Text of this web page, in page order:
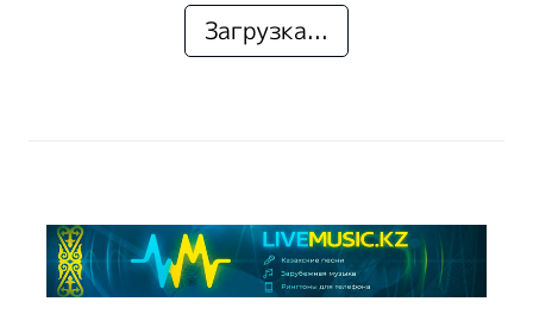
Загрузка...